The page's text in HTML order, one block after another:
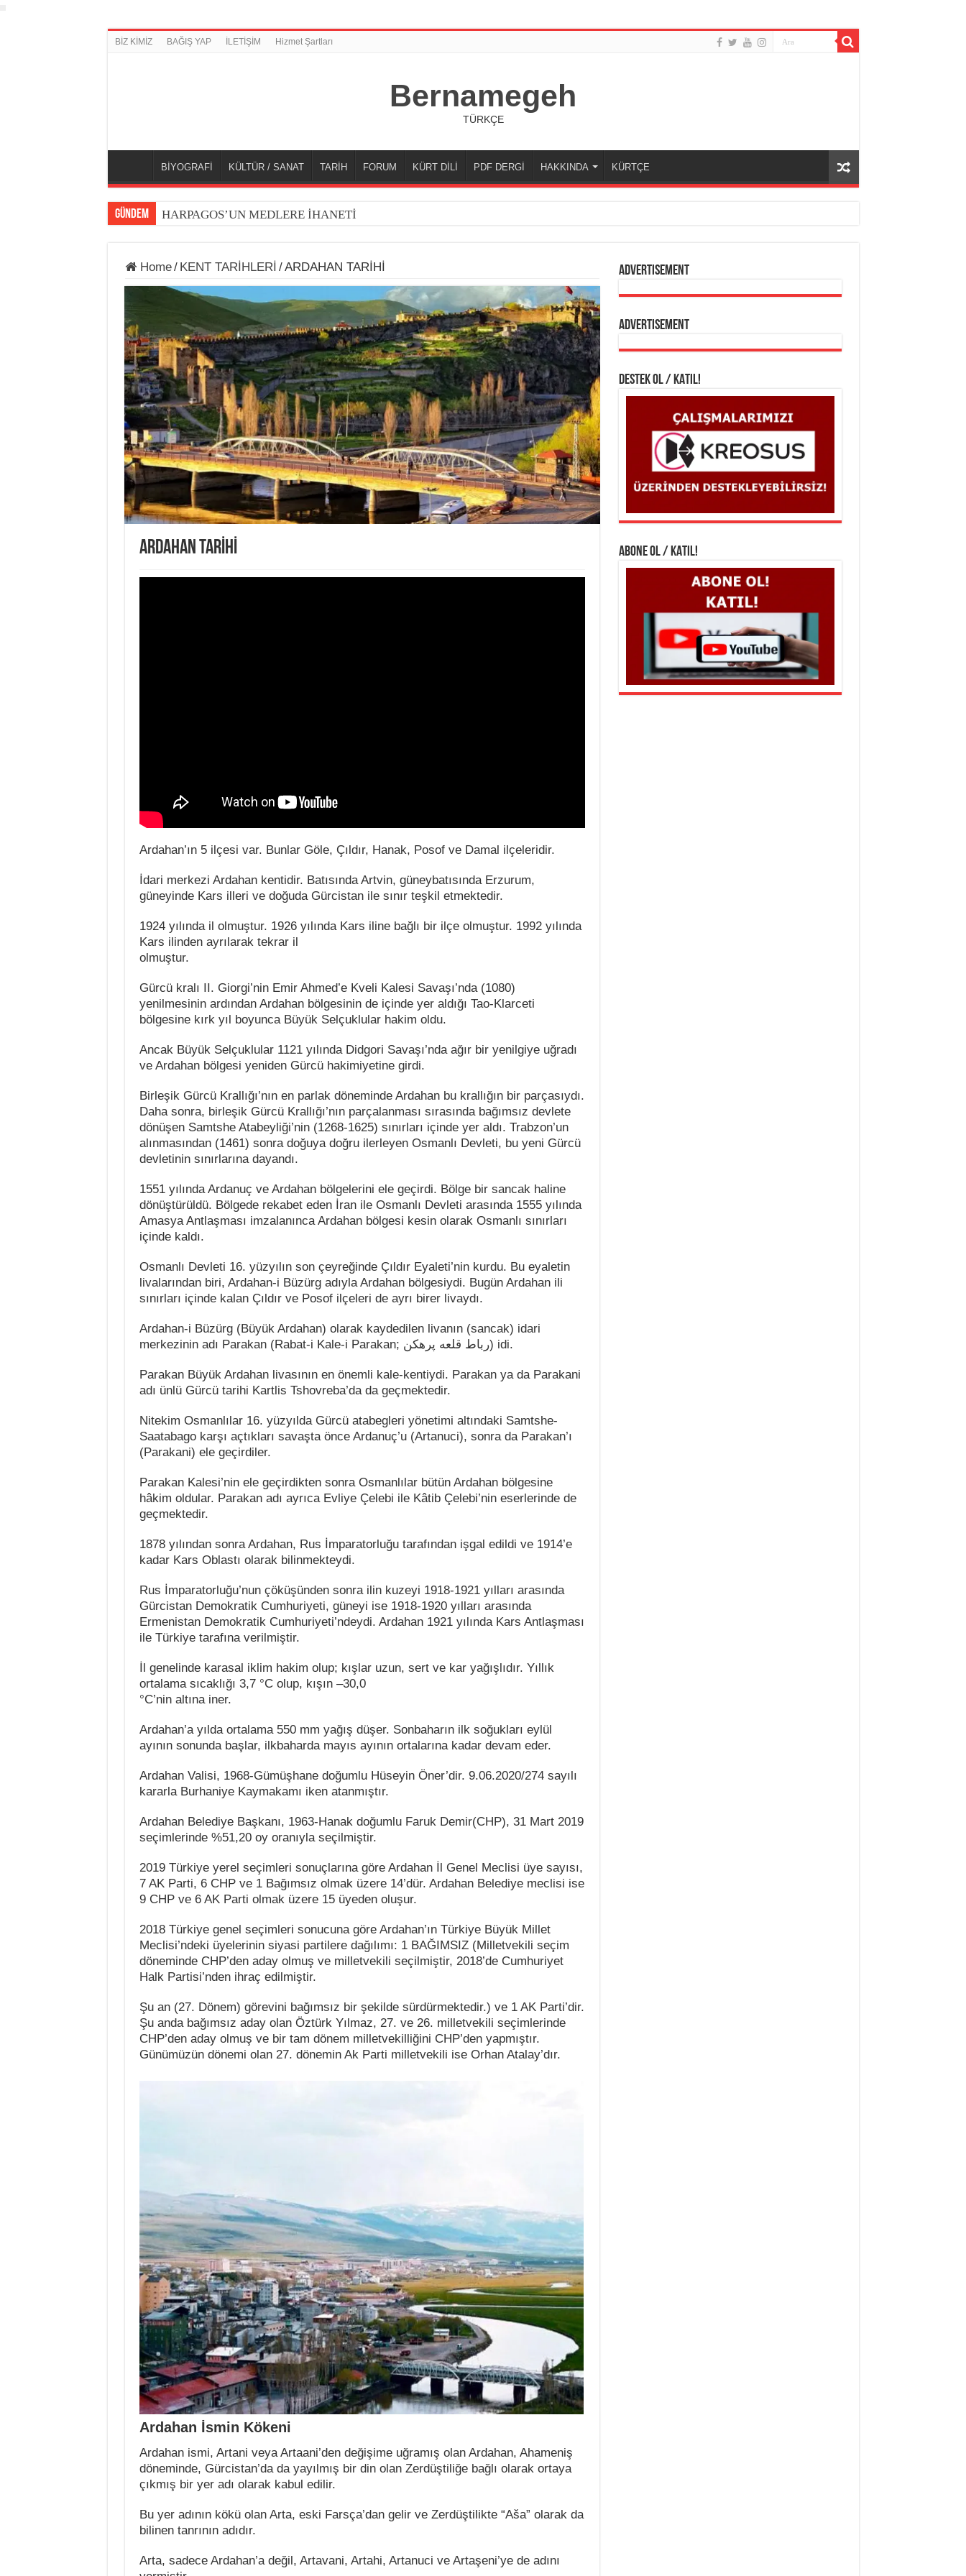
BİZ KİMİZ BAĞIŞ YAP İLETİŞİM Hizmet Şartları
Bernamegeh
TÜRKÇE
BİYOGRAFİ KÜLTÜR / SANAT TARİH FORUM KÜRT DİLİ PDF DERGİ HAKKINDA KÜRTÇE
GÜNDEM HARPAGOS’UN MEDLERE İHANETİ
Home/ KENT TARİHLERİ /ARDAHAN TARİHİ
ARDAHAN TARİHİ
Ardahan’ın 5 ilçesi var. Bunlar Göle, Çıldır, Hanak, Posof ve Damal ilçeleridir.
İdari merkezi Ardahan kentidir. Batısında Artvin, güneybatısında Erzurum,
güneyinde Kars illeri ve doğuda Gürcistan ile sınır teşkil etmektedir.
1924 yılında il olmuştur. 1926 yılında Kars iline bağlı bir ilçe olmuştur. 1992 yılında
Kars ilinden ayrılarak tekrar il
olmuştur.
Gürcü kralı II. Giorgi’nin Emir Ahmed’e Kveli Kalesi Savaşı’nda (1080)
yenilmesinin ardından Ardahan bölgesinin de içinde yer aldığı Tao-Klarceti
bölgesine kırk yıl boyunca Büyük Selçuklular hakim oldu.
Ancak Büyük Selçuklular 1121 yılında Didgori Savaşı’nda ağır bir yenilgiye uğradı
ve Ardahan bölgesi yeniden Gürcü hakimiyetine girdi.
Birleşik Gürcü Krallığı’nın en parlak döneminde Ardahan bu krallığın bir parçasıydı.
Daha sonra, birleşik Gürcü Krallığı’nın parçalanması sırasında bağımsız devlete
dönüşen Samtshe Atabeyliği’nin (1268-1625) sınırları içinde yer aldı. Trabzon’un
alınmasından (1461) sonra doğuya doğru ilerleyen Osmanlı Devleti, bu yeni Gürcü
devletinin sınırlarına dayandı.
1551 yılında Ardanuç ve Ardahan bölgelerini ele geçirdi. Bölge bir sancak haline
dönüştürüldü. Bölgede rekabet eden İran ile Osmanlı Devleti arasında 1555 yılında
Amasya Antlaşması imzalanınca Ardahan bölgesi kesin olarak Osmanlı sınırları
içinde kaldı.
Osmanlı Devleti 16. yüzyılın son çeyreğinde Çıldır Eyaleti’nin kurdu. Bu eyaletin
livalarından biri, Ardahan-i Büzürg adıyla Ardahan bölgesiydi. Bugün Ardahan ili
sınırları içinde kalan Çıldır ve Posof ilçeleri de ayrı birer livaydı.
Ardahan-i Büzürg (Büyük Ardahan) olarak kaydedilen livanın (sancak) idari
merkezinin adı Parakan (Rabat-i Kale-i Parakan; رباط قلعه پرهكن) idi.
Parakan Büyük Ardahan livasının en önemli kale-kentiydi. Parakan ya da Parakani
adı ünlü Gürcü tarihi Kartlis Tshovreba’da da geçmektedir.
Nitekim Osmanlılar 16. yüzyılda Gürcü atabegleri yönetimi altındaki Samtshe-
Saatabago karşı açtıkları savaşta önce Ardanuç’u (Artanuci), sonra da Parakan’ı
(Parakani) ele geçirdiler.
Parakan Kalesi’nin ele geçirdikten sonra Osmanlılar bütün Ardahan bölgesine
hâkim oldular. Parakan adı ayrıca Evliye Çelebi ile Kâtib Çelebi’nin eserlerinde de
geçmektedir.
1878 yılından sonra Ardahan, Rus İmparatorluğu tarafından işgal edildi ve 1914’e
kadar Kars Oblastı olarak bilinmekteydi.
Rus İmparatorluğu’nun çöküşünden sonra ilin kuzeyi 1918-1921 yılları arasında
Gürcistan Demokratik Cumhuriyeti, güneyi ise 1918-1920 yılları arasında
Ermenistan Demokratik Cumhuriyeti’ndeydi. Ardahan 1921 yılında Kars Antlaşması
ile Türkiye tarafına verilmiştir.
İl genelinde karasal iklim hakim olup; kışlar uzun, sert ve kar yağışlıdır. Yıllık
ortalama sıcaklığı 3,7 °C olup, kışın –30,0
°C’nin altına iner.
Ardahan’a yılda ortalama 550 mm yağış düşer. Sonbaharın ilk soğukları eylül
ayının sonunda başlar, ilkbaharda mayıs ayının ortalarına kadar devam eder.
Ardahan Valisi, 1968-Gümüşhane doğumlu Hüseyin Öner’dir. 9.06.2020/274 sayılı
kararla Burhaniye Kaymakamı iken atanmıştır.
Ardahan Belediye Başkanı, 1963-Hanak doğumlu Faruk Demir(CHP), 31 Mart 2019
seçimlerinde %51,20 oy oranıyla seçilmiştir.
2019 Türkiye yerel seçimleri sonuçlarına göre Ardahan İl Genel Meclisi üye sayısı,
7 AK Parti, 6 CHP ve 1 Bağımsız olmak üzere 14’dür. Ardahan Belediye meclisi ise
9 CHP ve 6 AK Parti olmak üzere 15 üyeden oluşur.
2018 Türkiye genel seçimleri sonucuna göre Ardahan’ın Türkiye Büyük Millet
Meclisi’ndeki üyelerinin siyasi partilere dağılımı: 1 BAĞIMSIZ (Milletvekili seçim
döneminde CHP’den aday olmuş ve milletvekili seçilmiştir, 2018’de Cumhuriyet
Halk Partisi’nden ihraç edilmiştir.
Şu an (27. Dönem) görevini bağımsız bir şekilde sürdürmektedir.) ve 1 AK Parti’dir.
Şu anda bağımsız aday olan Öztürk Yılmaz, 27. ve 26. milletvekili seçimlerinde
CHP’den aday olmuş ve bir tam dönem milletvekilliğini CHP’den yapmıştır.
Günümüzün dönemi olan 27. dönemin Ak Parti milletvekili ise Orhan Atalay’dır.
Ardahan İsmin Kökeni
Ardahan ismi, Artani veya Artaani’den değişime uğramış olan Ardahan, Ahameniş
döneminde, Gürcistan’da da yayılmış bir din olan Zerdüştiliğe bağlı olarak ortaya
çıkmış bir yer adı olarak kabul edilir.
Bu yer adının kökü olan Arta, eski Farsça’dan gelir ve Zerdüştilikte “Aša” olarak da
bilinen tanrının adıdır.
Arta, sadece Ardahan’a değil, Artavani, Artahi, Artanuci ve Artaşeni’ye de adını
Advertisement
Advertisement
DESTEK OL / KATIL!
ABONE OL / KATIL!